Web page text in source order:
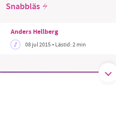
Threads
Snabbläs
Anders Hellberg
08 jul 2015• Lästid:2 min